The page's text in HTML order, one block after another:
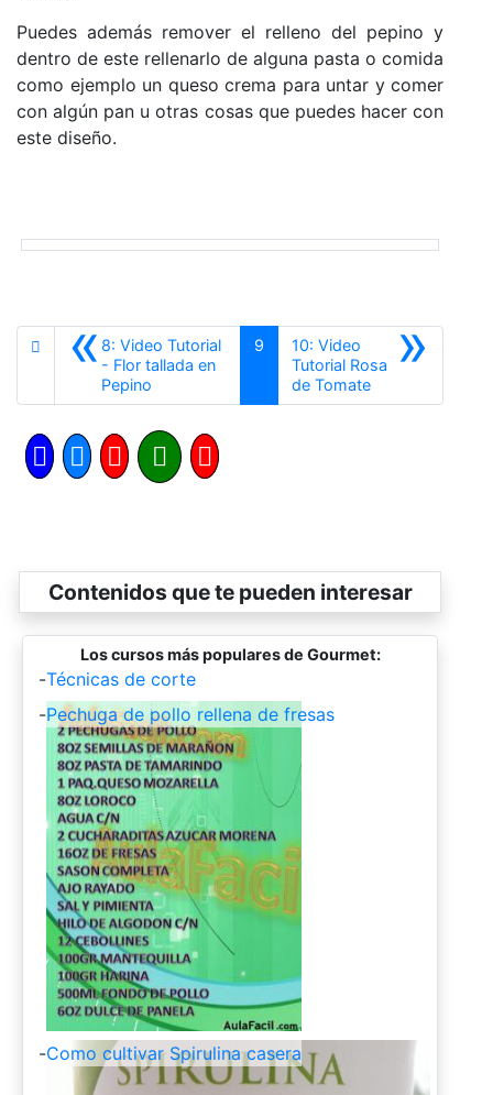
Puedes además remover el relleno del pepino y
dentro de este rellenarlo de alguna pasta o comida
como ejemplo un queso crema para untar y comer
con algún pan u otras cosas que puedes hacer con
este diseño.
«8: Video Tutorial
- Flor tallada en
Pepino
9 »
10: Video
Tutorial Rosa
de TomateSiguiente
Contenidos que te pueden interesar
Los cursos más populares de Gourmet:
-Técnicas de corte
-Pechuga de pollo rellena de fresas
-Como cultivar Spirulina casera